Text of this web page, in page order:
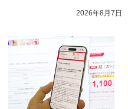
2026年8月7日